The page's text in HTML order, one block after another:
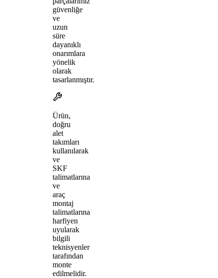
güvenliğe
ve
uzun
süre
dayanıklı
onarımlara
yönelik
olarak
tasarlanmıştır.
Ürün,
doğru
alet
takımları
kullanılarak
ve
SKF
talimatlarına
ve
araç
montaj
talimatlarına
harfiyen
uyularak
bilgili
teknisyenler
tarafından
monte
edilmelidir.